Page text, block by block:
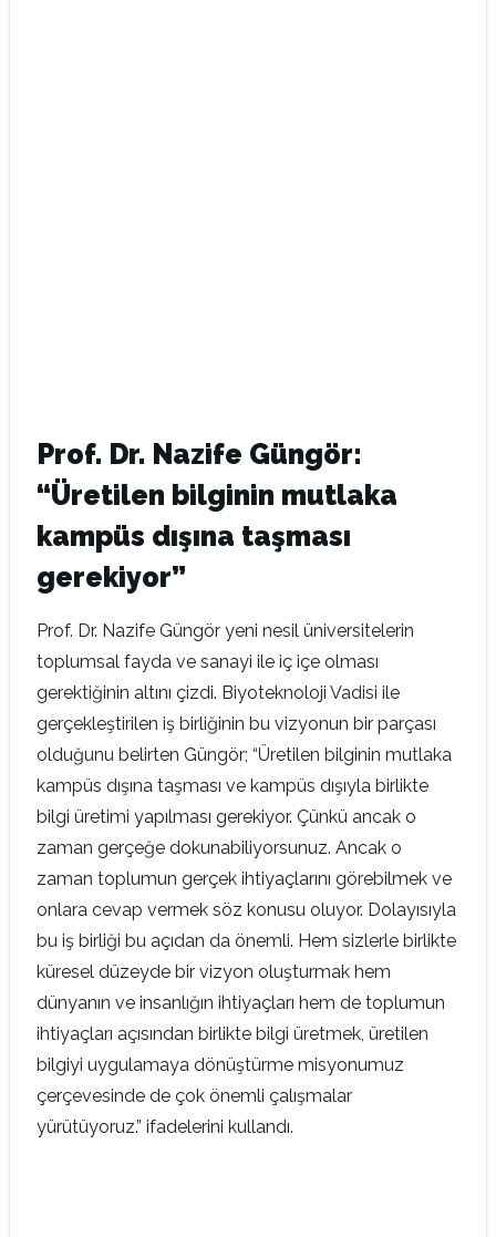
Prof. Dr. Nazife Güngör:
“Üretilen bilginin mutlaka
kampüs dışına taşması
gerekiyor”
Prof. Dr. Nazife Güngör yeni nesil üniversitelerin
toplumsal fayda ve sanayi ile iç içe olması
gerektiğinin altını çizdi. Biyoteknoloji Vadisi ile
gerçekleştirilen iş birliğinin bu vizyonun bir parçası
olduğunu belirten Güngör; “Üretilen bilginin mutlaka
kampüs dışına taşması ve kampüs dışıyla birlikte
bilgi üretimi yapılması gerekiyor. Çünkü ancak o
zaman gerçeğe dokunabiliyorsunuz. Ancak o
zaman toplumun gerçek ihtiyaçlarını görebilmek ve
onlara cevap vermek söz konusu oluyor. Dolayısıyla
bu iş birliği bu açıdan da önemli. Hem sizlerle birlikte
küresel düzeyde bir vizyon oluşturmak hem
dünyanın ve insanlığın ihtiyaçları hem de toplumun
ihtiyaçları açısından birlikte bilgi üretmek, üretilen
bilgiyi uygulamaya dönüştürme misyonumuz
çerçevesinde de çok önemli çalışmalar
yürütüyoruz.” ifadelerini kullandı.